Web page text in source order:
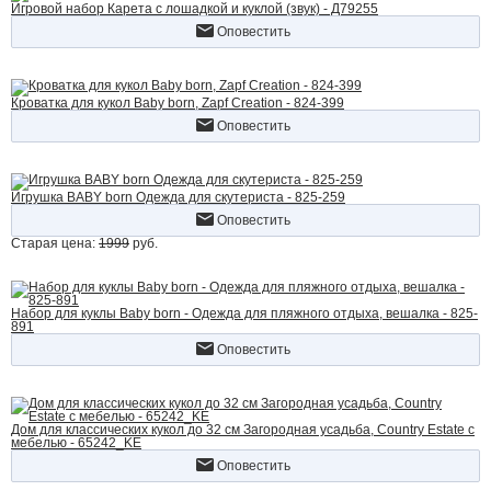
Игровой набор Карета с лошадкой и куклой (звук) - Д79255
Оповестить
Кроватка для кукол Baby born, Zapf Creation - 824-399
Оповестить
Игрушка BABY born Одежда для скутериста - 825-259
Оповестить
Старая цена: 1999 руб.
Набор для куклы Baby born - Одежда для пляжного отдыха, вешалка - 825-
891
Оповестить
Дом для классических кукол до 32 см Загородная усадьба, Country Estate с
мебелью - 65242_KE
Оповестить